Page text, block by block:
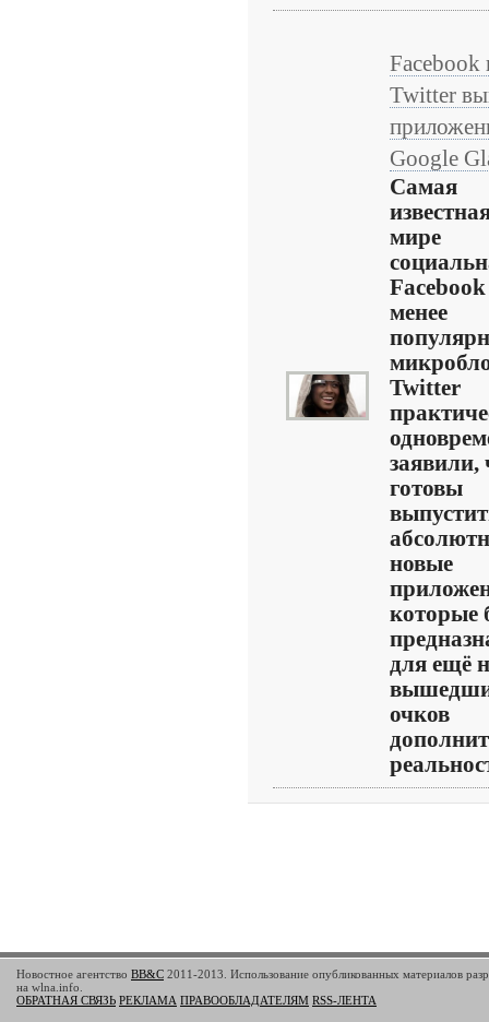
Facebook
Twitter
Google
Самая
мире
менее
Twitter
заявили,
готовы
новые
которые
для ещё
очков
Новостное агентство BB&C 2011-2013. Использование опубликованных материалов
на wlna.info.
ОБРАТНАЯ СВЯЗЬ РЕКЛАМА ПРАВООБЛАДАТЕЛЯМ RSS-ЛЕНТА